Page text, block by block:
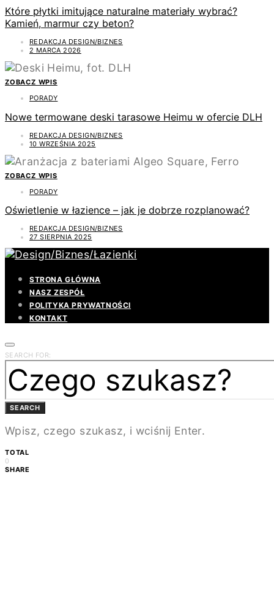
Które płytki imitujące naturalne materiały wybrać?
Kamień, marmur czy beton?
REDAKCJA DESIGN/BIZNES
2 MARCA 2026
ZOBACZ WPIS
PORADY
Nowe termowane deski tarasowe Heimu w ofercie DLH
REDAKCJA DESIGN/BIZNES
10 WRZEŚNIA 2025
ZOBACZ WPIS
PORADY
Oświetlenie w łazience – jak je dobrze rozplanować?
REDAKCJA DESIGN/BIZNES
27 SIERPNIA 2025
STRONA GŁÓWNA
NASZ ZESPÓŁ
POLITYKA PRYWATNOŚCI
KONTAKT
SEARCH FOR:
SEARCH
Wpisz, czego szukasz, i wciśnij Enter.
TOTAL
0
SHARE